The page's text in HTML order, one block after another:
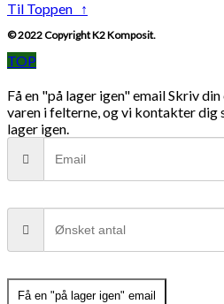
Til Toppen ↑
© 2022 Copyright K2 Komposit.
TOP
Få en "på lager igen" emailSkriv din
varen i felterne, og vi kontakter dig
lager igen.
Få en "på lager igen" email